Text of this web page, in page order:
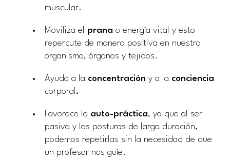
muscular.
Moviliza el prana o energía vital y esto
repercute de manera positiva en nuestro
organismo, órganos y tejidos.
Ayuda a la concentración y a la conciencia
corporal .
Favorece la auto-práctica, ya que al ser
pasiva y las posturas de larga duración,
podemos repetirlas sin la necesidad de que
un profesor nos guíe.